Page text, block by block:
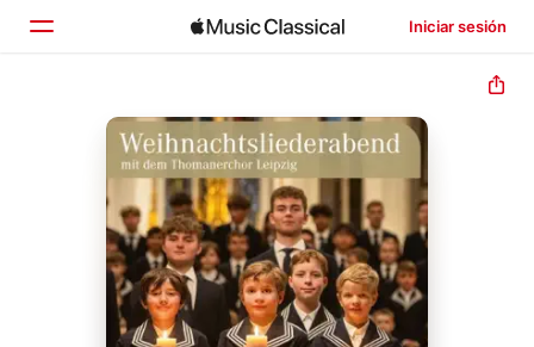
Iniciar sesión
Inicio
Explorar
Buscar